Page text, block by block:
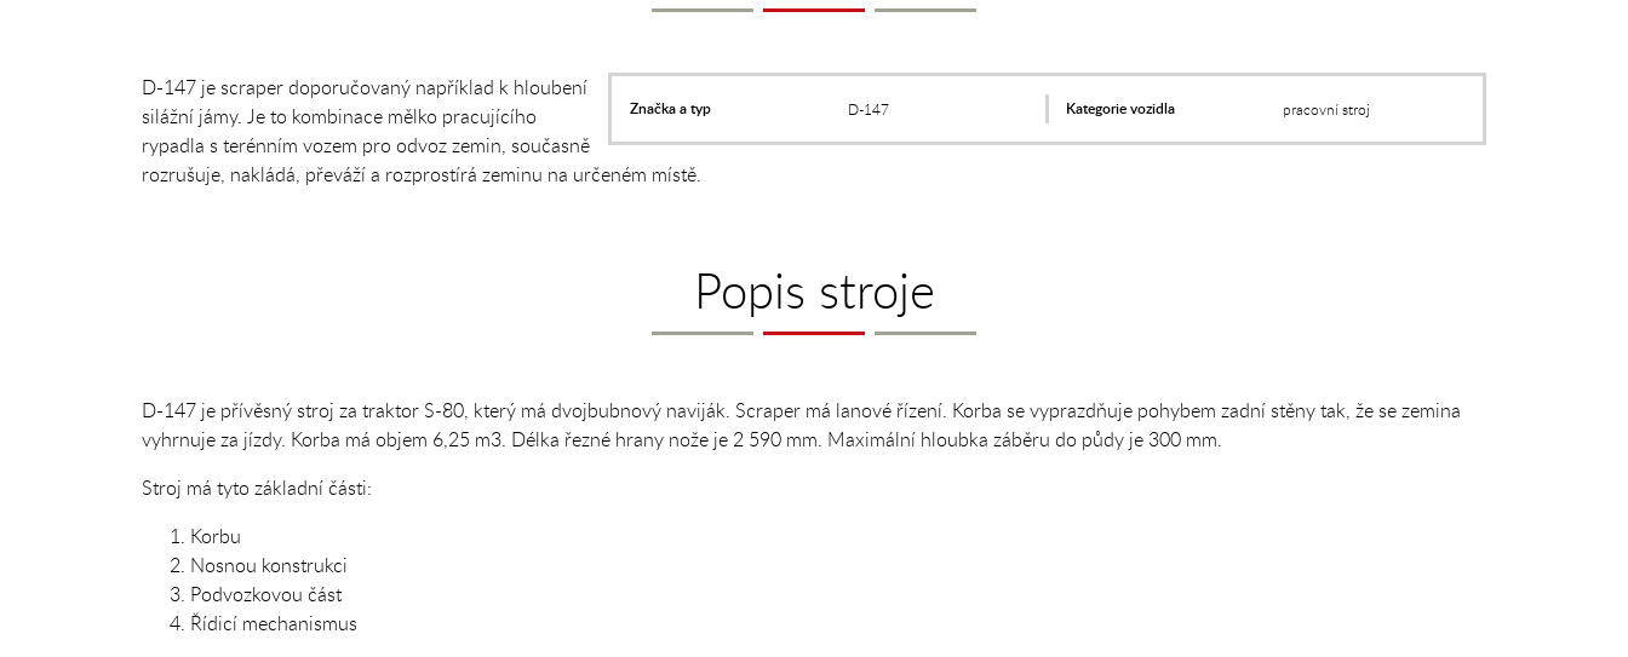
Značka a typ D-147 Kategorie vozidla pracovní stroj
D-147 je scraper doporučovaný například k hloubení
silážní jámy. Je to kombinace mělko pracujícího
rypadla s terénním vozem pro odvoz zemin, současně
rozrušuje, nakládá, převáží a rozprostírá zeminu na určeném místě.
Popis stroje
D-147 je přívěsný stroj za traktor S-80, který má dvojbubnový naviják. Scraper má lanové řízení. Korba se vyprazdňuje pohybem zadní stěny tak, že se zemina
vyhrnuje za jízdy. Korba má objem 6,25 m3. Délka řezné hrany nože je 2 590 mm. Maximální hloubka záběru do půdy je 300 mm.
Stroj má tyto základní části:
Korbu
Nosnou konstrukci
Podvozkovou část
Řídicí mechanismus